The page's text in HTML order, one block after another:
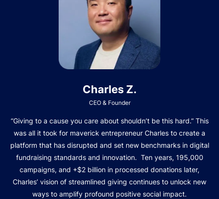
Charles Z.
CEO & Founder
“Giving to a cause you care about shouldn’t be this hard.” This
was all it took for maverick entrepreneur Charles to create a
platform that has disrupted and set new benchmarks in digital
fundraising standards and innovation. Ten years, 195,000
campaigns, and +$2 billion in processed donations later,
Charles’ vision of streamlined giving continues to unlock new
ways to amplify profound positive social impact.